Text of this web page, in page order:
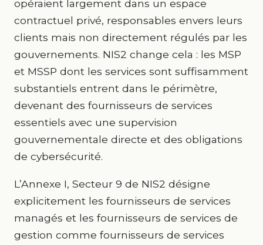
opéraient largement dans un espace
contractuel privé, responsables envers leurs
clients mais non directement régulés par les
gouvernements. NIS2 change cela : les MSP
et MSSP dont les services sont suffisamment
substantiels entrent dans le périmètre,
devenant des fournisseurs de services
essentiels avec une supervision
gouvernementale directe et des obligations
de cybersécurité.
L’Annexe I, Secteur 9 de NIS2 désigne
explicitement les fournisseurs de services
managés et les fournisseurs de services de
gestion comme fournisseurs de services